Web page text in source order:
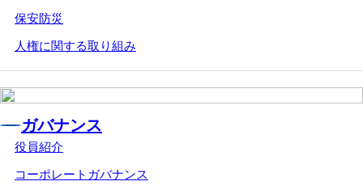
保安防災
人権に関する取り組み
ガバナンス
役員紹介
コーポレートガバナンス